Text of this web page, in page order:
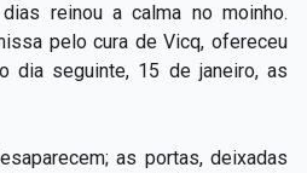
reinou a calma no moinho.
pelo cura de Vicq, ofereceu
dia seguinte, 15 de janeiro, as
as portas, deixadas